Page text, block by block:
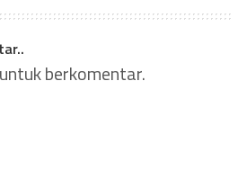
untuk berkomentar.